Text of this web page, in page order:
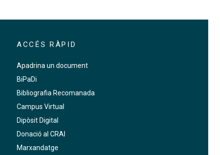
ACCÉS RÀPID
Apadrina un document
BiPaDi
Bibliografia Recomanada
Campus Virtual
Dipòsit Digital
Donació al CRAI
Marxandatge